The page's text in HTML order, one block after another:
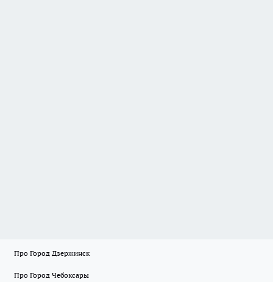
Про Город Дзержинск
Про Город Чебоксары